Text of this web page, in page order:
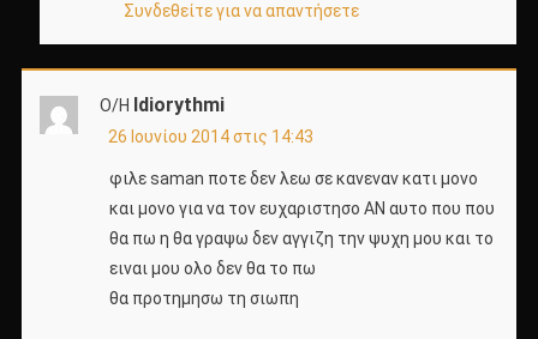
Συνδεθείτε για να απαντήσετε
Ο/Η Idiorythmi
26 Ιουνίου 2014 στις 14:43
φιλε saman ποτε δεν λεω σε κανεναν κατι μονο
και μονο για να τον ευχαριστησο ΑΝ αυτο που που
θα πω η θα γραψω δεν αγγιζη την ψυχη μου και το
ειναι μου ολο δεν θα το πω
θα προτημησω τη σιωπη